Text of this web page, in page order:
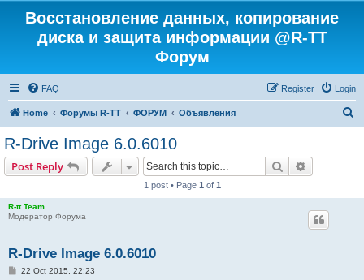
Восстановление данных, копирование
диска и защита информации @R-TT
Форум
FAQ Login
Register
Home Форумы R-TT ФОРУМ Объявления
R-Drive Image 6.0.6010
Post Reply Search
1 post • Page 1 of 1
R-tt Team
Модератор Форума
R-Drive Image 6.0.6010
P22 Oct 2015, 22:23